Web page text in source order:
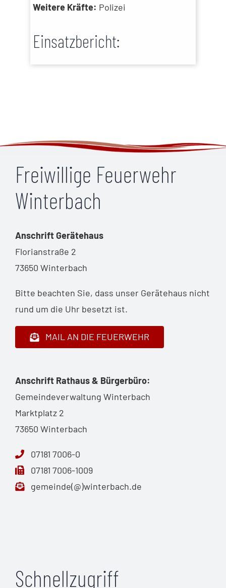
Weitere Kräfte: Polizei
Einsatzbericht:
Freiwillige Feuerwehr
Winterbach
Anschrift Gerätehaus
Florianstraße 2
73650 Winterbach
Bitte beachten Sie, dass unser Gerätehaus nicht
rund um die Uhr besetzt ist.
MAIL AN DIE FEUERWEHR
Anschrift Rathaus & Bürgerbüro:
Gemeindeverwaltung Winterbach
Marktplatz 2
73650 Winterbach
07181 7006-0
07181 7006-1009
gemeinde(@)winterbach.de
Schnellzugriff